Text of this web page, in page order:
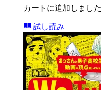
カートに追加しました
試し読み